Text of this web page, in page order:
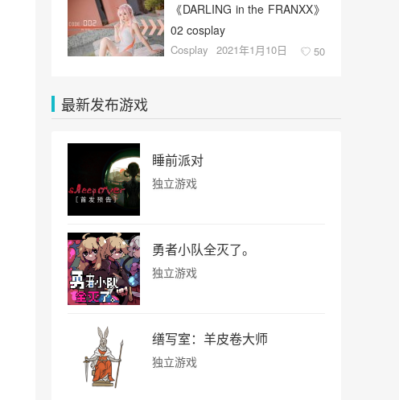
《DARLING in the FRANXX》
02 cosplay
Cosplay 2021年1月10日 50
最新发布游戏
睡前派对
独立游戏
勇者小队全灭了。
独立游戏
缮写室：羊皮卷大师
独立游戏